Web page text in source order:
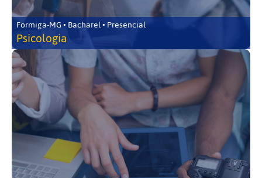
Formiga-MG • Bacharel • Presencial
Psicologia